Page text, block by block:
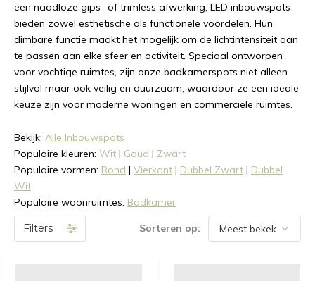
een naadloze gips- of trimless afwerking, LED inbouwspots
bieden zowel esthetische als functionele voordelen. Hun
dimbare functie maakt het mogelijk om de lichtintensiteit aan
te passen aan elke sfeer en activiteit. Speciaal ontworpen
voor vochtige ruimtes, zijn onze badkamerspots niet alleen
stijlvol maar ook veilig en duurzaam, waardoor ze een ideale
keuze zijn voor moderne woningen en commerciële ruimtes.
Bekijk: Alle Inbouwspots
Populaire kleuren: Wit | Goud | Zwart
Populaire vormen: Rond | Vierkant | Dubbel Zwart | Dubbel
Wit
Populaire woonruimtes: Badkamer
Filters Sorteren op: